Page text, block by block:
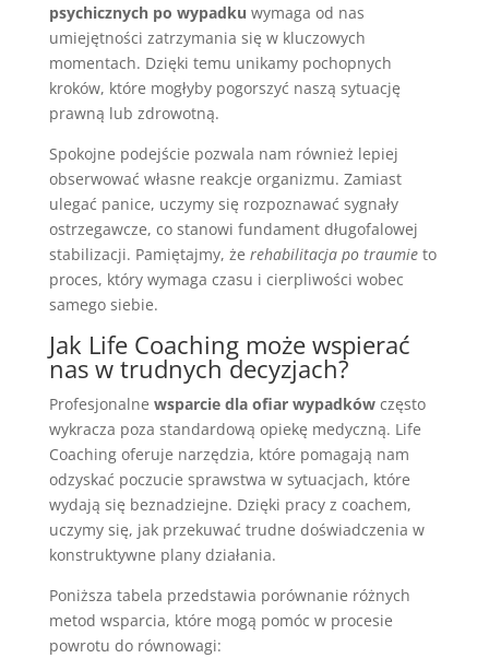
psychicznych po wypadku wymaga od nas
umiejętności zatrzymania się w kluczowych
momentach. Dzięki temu unikamy pochopnych
kroków, które mogłyby pogorszyć naszą sytuację
prawną lub zdrowotną.
Spokojne podejście pozwala nam również lepiej
obserwować własne reakcje organizmu. Zamiast
ulegać panice, uczymy się rozpoznawać sygnały
ostrzegawcze, co stanowi fundament długofalowej
stabilizacji. Pamiętajmy, że rehabilitacja po traumieto
proces, który wymaga czasu i cierpliwości wobec
samego siebie.
Jak Life Coaching może wspierać
nas w trudnych decyzjach?
Profesjonalne wsparcie dla ofiar wypadkówczęsto
wykracza poza standardową opiekę medyczną. Life
Coaching oferuje narzędzia, które pomagają nam
odzyskać poczucie sprawstwa w sytuacjach, które
wydają się beznadziejne. Dzięki pracy z coachem,
uczymy się, jak przekuwać trudne doświadczenia w
konstruktywne plany działania.
Poniższa tabela przedstawia porównanie różnych
metod wsparcia, które mogą pomóc w procesie
powrotu do równowagi: